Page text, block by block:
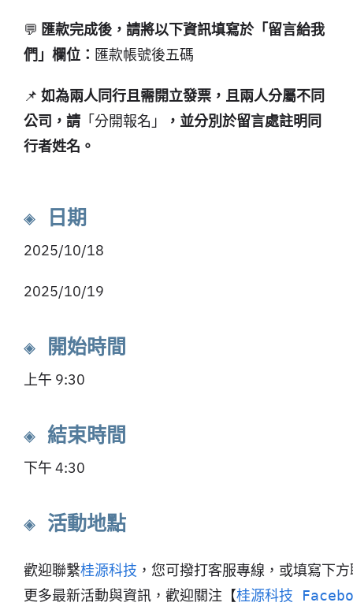
💬 匯款完成後，請將以下資訊填寫於「留言給我
們」欄位： 匯款帳號後五碼
📌 如為兩人同行且需開立發票，且兩人分屬不同
公司，請 「分開報名」
，並分別於留言處註明同
行者姓名。
◈ 日期
2025/10/18
2025/10/19
◈ 開始時間
上午 9:30
◈ 結束時間
下午 4:30
◈ 活動地點
歡迎聯繫桂源科技 ，您可撥打客服專線，或填寫下
更多最新活動與資訊，歡迎關注【桂源科技